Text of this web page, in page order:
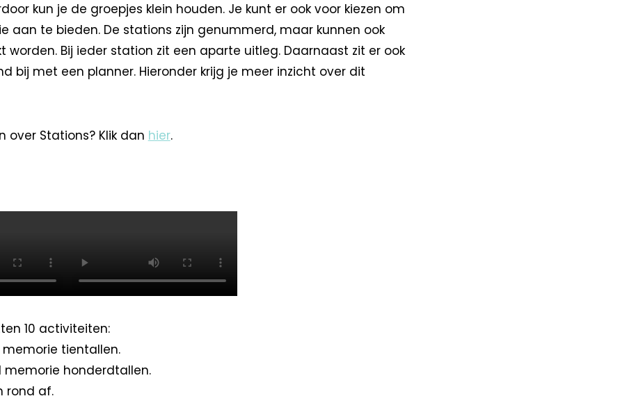
kun je de groepjes klein houden. Je kunt er ook voor kiezen om
aan te bieden. De stations zijn genummerd, maar kunnen ook
worden. Bij ieder station zit een aparte uitleg. Daarnaast zit er ook
bij met een planner. Hieronder krijg je meer inzicht over dit
over Stations? Klik dan hier.
10 activiteiten:
tientallen.
memorie honderdtallen.
rond af.